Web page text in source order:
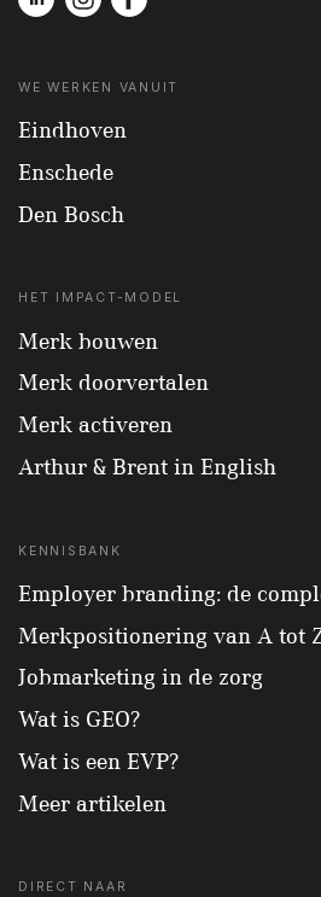
WE WERKEN VANUIT
Eindhoven
Enschede
Den Bosch
HET IMPACT-MODEL
Merk bouwen
Merk doorvertalen
Merk activeren
Arthur & Brent in English
KENNISBANK
Employer branding: de
Merkpositionering van A tot
Jobmarketing in de zorg
Wat is GEO?
Wat is een EVP?
Meer artikelen
DIRECT NAAR